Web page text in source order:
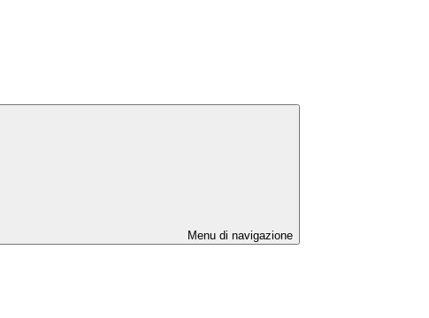
Menu di navigazione